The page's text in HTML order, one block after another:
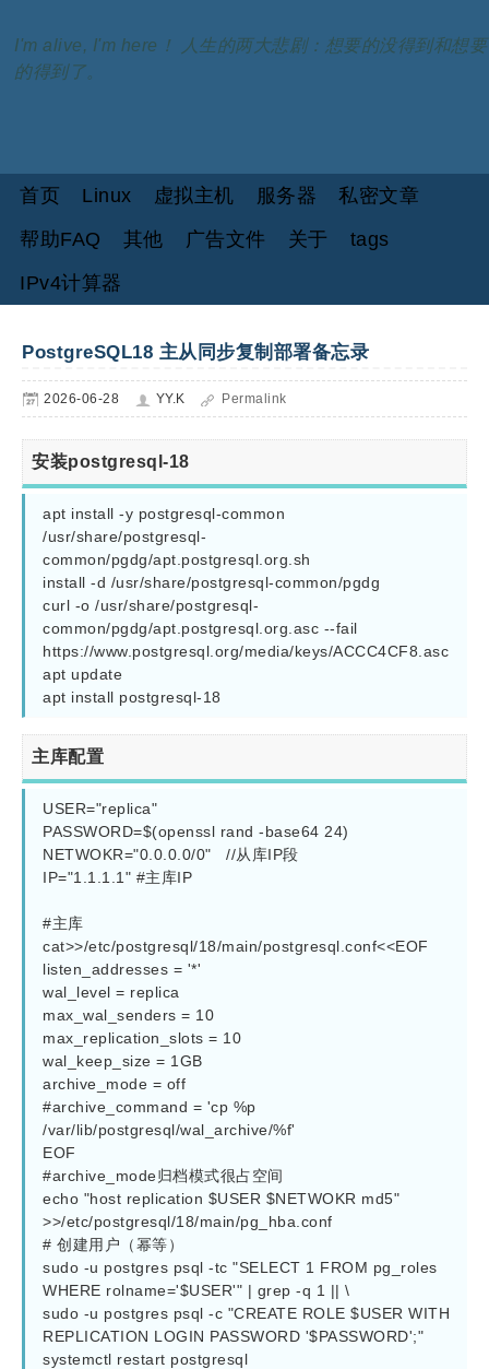
I'm alive, I'm here！ 人生的两大悲剧：想要的没得到和想要
的得到了。
首页 Linux 虚拟主机 服务器
私密文章
帮助FAQ
其他 广告文件 关于
tags
IPv4计算器
PostgreSQL18 主从同步复制部署备忘录
2026-06-28 YY.K Permalink
安装postgresql-18
apt install -y postgresql-common
/usr/share/postgresql-
common/pgdg/apt.postgresql.org.sh
install -d /usr/share/postgresql-common/pgdg
curl -o /usr/share/postgresql-
common/pgdg/apt.postgresql.org.asc --fail
https://www.postgresql.org/media/keys/ACCC4CF8.asc
apt update
apt install postgresql-18
主库配置
USER="replica"
PASSWORD=$(openssl rand -base64 24)
NETWOKR="0.0.0.0/0"   //从库IP段
IP="1.1.1.1" #主库IP
#主库
cat>>/etc/postgresql/18/main/postgresql.conf<<EOF
listen_addresses = '*'
wal_level = replica
max_wal_senders = 10
max_replication_slots = 10
wal_keep_size = 1GB
archive_mode = off
#archive_command = 'cp %p
/var/lib/postgresql/wal_archive/%f'
EOF
#archive_mode归档模式很占空间
echo "host replication $USER $NETWOKR md5"
>>/etc/postgresql/18/main/pg_hba.conf
# 创建用户（幂等）
sudo -u postgres psql -tc "SELECT 1 FROM pg_roles
WHERE rolname='$USER'" | grep -q 1 || \
sudo -u postgres psql -c "CREATE ROLE $USER WITH
REPLICATION LOGIN PASSWORD '$PASSWORD';"
systemctl restart postgresql